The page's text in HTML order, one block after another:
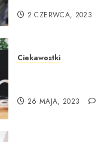
2 CZERWCA, 2023
Ciekawostki
26 MAJA, 2023